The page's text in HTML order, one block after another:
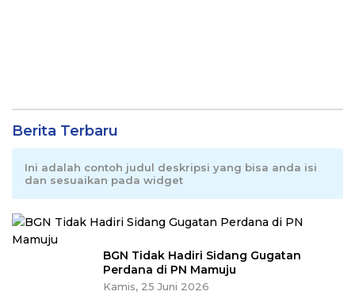
Berita Terbaru
Ini adalah contoh judul deskripsi yang bisa anda isi
dan sesuaikan pada widget
BGN Tidak Hadiri Sidang Gugatan
Perdana di PN Mamuju
Kamis, 25 Juni 2026